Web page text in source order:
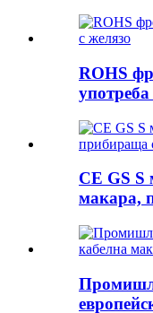
ROHS
CE GS S
макара,